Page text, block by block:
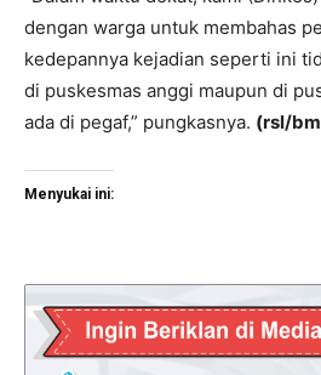
dengan warga untuk membahas
kedepannya kejadian seperti ini
di puskesmas anggi maupun di
ada di pegaf,” pungkasnya. (rsl/
Menyukai ini: